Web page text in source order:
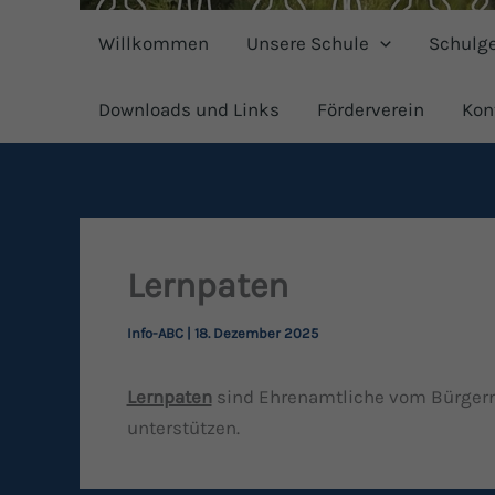
Willkommen Unsere Schule
Downloads und Links Förderverein
Lernpaten
Info-ABC| 18. Dezember 2025
Lernpatensind Ehrenamtliche vom
unterstützen.